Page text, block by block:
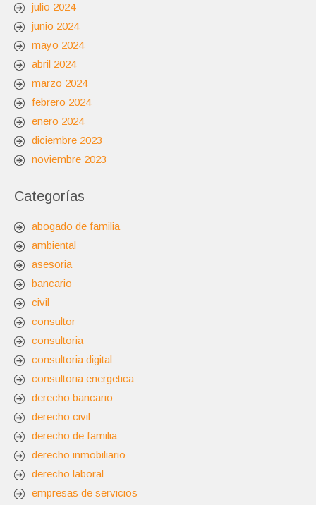
julio 2024
junio 2024
mayo 2024
abril 2024
marzo 2024
febrero 2024
enero 2024
diciembre 2023
noviembre 2023
Categorías
abogado de familia
ambiental
asesoria
bancario
civil
consultor
consultoria
consultoria digital
consultoria energetica
derecho bancario
derecho civil
derecho de familia
derecho inmobiliario
derecho laboral
empresas de servicios